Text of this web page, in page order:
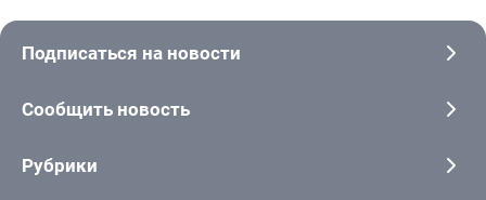
Подписаться на новости
Сообщить новость
Рубрики